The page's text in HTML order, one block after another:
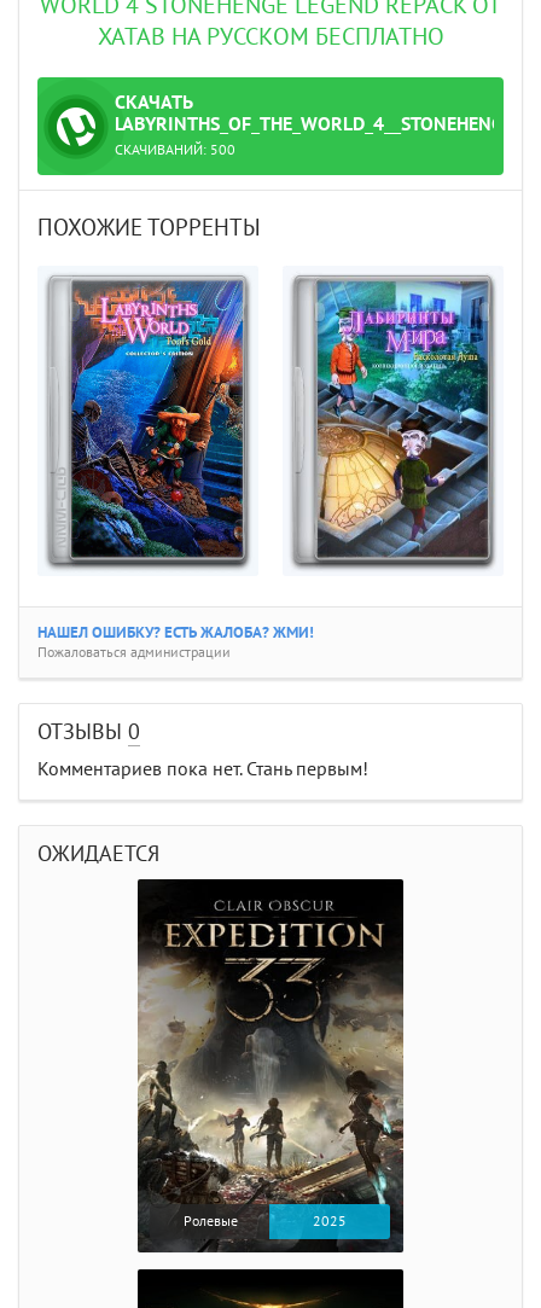
WORLD 4 STONEHENGE LEGEND REPACK ОТ
XATAB НА РУССКОМ БЕСПЛАТНО
СКАЧАТЬ
ТОРРЕНТ
СКАЧИВАНИЙ: 500
ПОХОЖИЕ ТОРРЕНТЫ
НАШЕЛ ОШИБКУ? ЕСТЬ ЖАЛОБА? ЖМИ!
Пожаловаться администрации
ОТЗЫВЫ 0
Комментариев пока нет. Стань первым!
ОЖИДАЕТСЯ
Ролевые 2025